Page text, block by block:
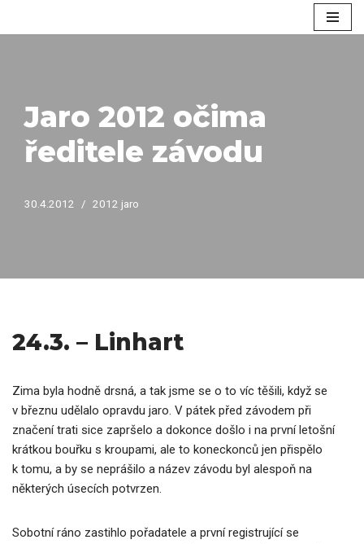
Jaro 2012 očima
ředitele závodu
30.4.2012 2012 jaro
24.3. – Linhart
Zima byla hodně drsná, a tak jsme se o to víc těšili, když se
v březnu udělalo opravdu jaro. V pátek před závodem při
značení trati sice zapršelo a dokonce došlo i na první letošní
krátkou bouřku s kroupami, ale to koneckonců jen přispělo
k tomu, a by se neprášilo a název závodu byl alespoň na
některých úsecích potvrzen.
Sobotní ráno zastihlo pořadatele a první registrující se